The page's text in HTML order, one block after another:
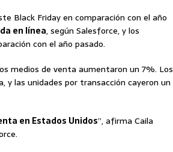
Black Friday en comparación con el año
en línea, según Salesforce, y los
con el año pasado.
medios de venta aumentaron un 7%. Los
y las unidades por transacción cayeron un
en Estados Unidos”, afirma Caila